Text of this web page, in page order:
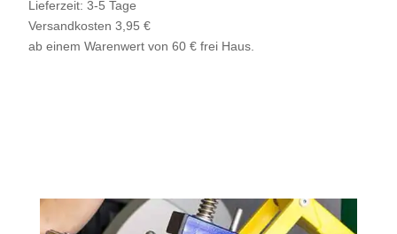
Lieferzeit: 3-5 Tage
Versandkosten 3,95 €
ab einem Warenwert von 60 € frei Haus.